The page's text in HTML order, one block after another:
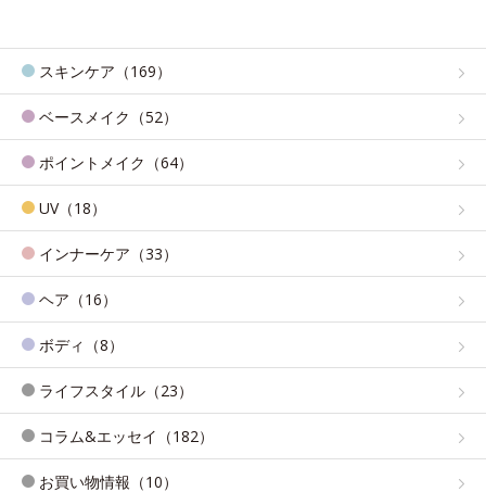
スキンケア（169）
ベースメイク（52）
ポイントメイク（64）
UV（18）
インナーケア（33）
ヘア（16）
ボディ（8）
ライフスタイル（23）
コラム&エッセイ（182）
お買い物情報（10）